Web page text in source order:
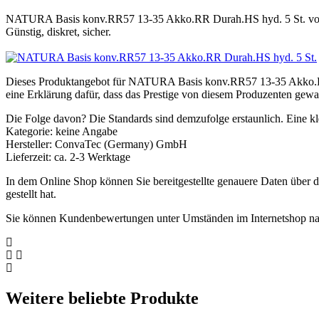
NATURA Basis konv.RR57 13-35 Akko.RR Durah.HS hyd. 5 St.
Günstig, diskret, sicher.
Dieses Produktangebot für NATURA Basis konv.RR57 13-35
eine Erklärung dafür, dass das Prestige von diesem Produzenten
Die Folge davon? Die Standards sind demzufolge erstaunlich. Eine
Kategorie: keine Angabe
Hersteller: ConvaTec (Germany) GmbH
Lieferzeit: ca. 2-3 Werktage
In dem Online Shop können Sie bereitgestellte genauere Daten
gestellt hat.
Sie können Kundenbewertungen unter Umständen im Internetshop
Weitere beliebte Produkte